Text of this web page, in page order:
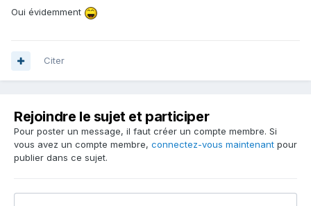
Oui évidemment
Citer
Rejoindre le sujet et participer
Pour poster un message, il faut créer un compte membre. Si
vous avez un compte membre, connectez-vous maintenant pour
publier dans ce sujet.